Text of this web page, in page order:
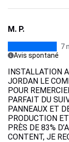
M. P.
7
Avis spontané
INSTALLATION
JORDAN LE
POUR
PARFAIT DU
PANNEAUX ET
PRODUCTION
PRÈS DE 83%
CONTENT, JE